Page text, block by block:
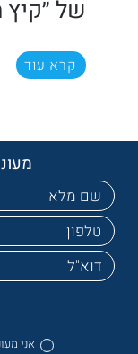
של ״קיץ
קרא עוד
אני